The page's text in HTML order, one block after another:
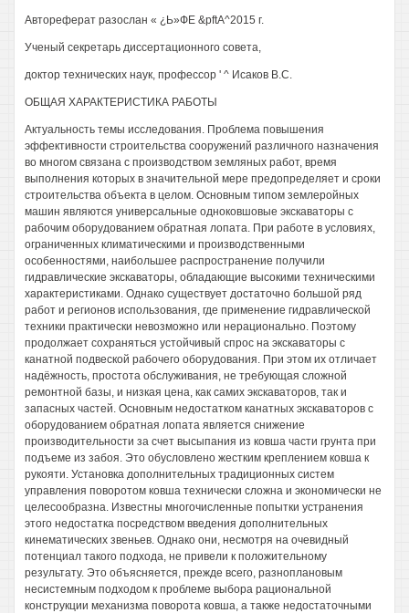
Автореферат разослан « ¿Ь»ФЕ &pftA^2015 г.
Ученый секретарь диссертационного совета,
доктор технических наук, профессор ' ^ Исаков B.C.
ОБЩАЯ ХАРАКТЕРИСТИКА РАБОТЫ
Актуальность темы исследования. Проблема повышения
эффективности строительства сооружений различного назначения
во многом связана с производством земляных работ, время
выполнения которых в значительной мере предопределяет и сроки
строительства объекта в целом. Основным типом землеройных
машин являются универсальные одноковшовые экскаваторы с
рабочим оборудованием обратная лопата. При работе в условиях,
ограниченных климатическими и производственными
особенностями, наибольшее распространение получили
гидравлические экскаваторы, обладающие высокими техническими
характеристиками. Однако существует достаточно большой ряд
работ и регионов использования, где применение гидравлической
техники практически невозможно или нерационально. Поэтому
продолжает сохраняться устойчивый спрос на экскаваторы с
канатной подвеской рабочего оборудования. При этом их отличает
надёжность, простота обслуживания, не требующая сложной
ремонтной базы, и низкая цена, как самих экскаваторов, так и
запасных частей. Основным недостатком канатных экскаваторов с
оборудованием обратная лопата является снижение
производительности за счет высыпания из ковша части грунта при
подъеме из забоя. Это обусловлено жестким креплением ковша к
рукояти. Установка дополнительных традиционных систем
управления поворотом ковша технически сложна и экономически не
целесообразна. Известны многочисленные попытки устранения
этого недостатка посредством введения дополнительных
кинематических звеньев. Однако они, несмотря на очевидный
потенциал такого подхода, не привели к положительному
результату. Это объясняется, прежде всего, разноплановым
несистемным подходом к проблеме выбора рациональной
конструкции механизма поворота ковша, а также недостаточными